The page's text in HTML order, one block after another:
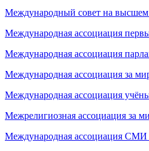
Международный совет на высшем
Международная ассоциация
Международная ассоциация
Международная ассоциация за
Международная ассоциация
Межрелигиозная ассоциация за
Международная ассоциация СМИ